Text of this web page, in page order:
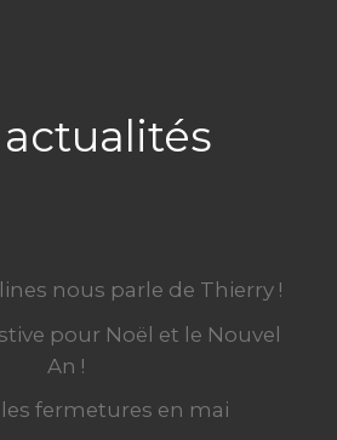
actualités
nous parle de Thierry !
pour Noël et le Nouvel
An !
fermetures en mai